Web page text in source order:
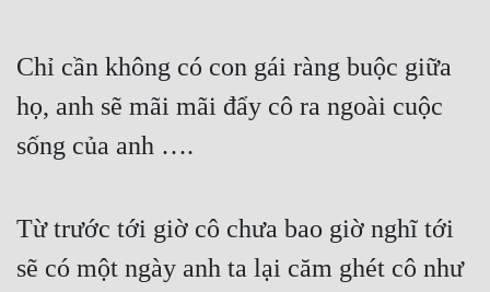
Chỉ cần không có con gái ràng buộc giữa
họ, anh sẽ mãi mãi đẩy cô ra ngoài cuộc
sống của anh ….
Từ trước tới giờ cô chưa bao giờ nghĩ tới
sẽ có một ngày anh ta lại căm ghét cô như